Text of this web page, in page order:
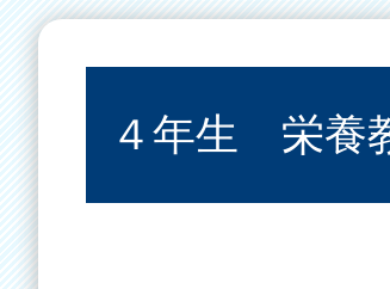
４年生 栄養